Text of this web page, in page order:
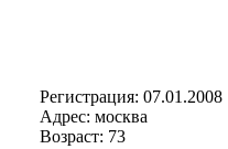
Регистрация: 07.01.2008
Адрес: москва
Возраст: 73